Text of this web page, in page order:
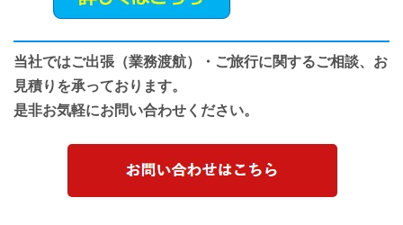
当社ではご出張（業務渡航）・ご旅行に関するご相談、お
見積りを承っております。
是非お気軽にお問い合わせください。